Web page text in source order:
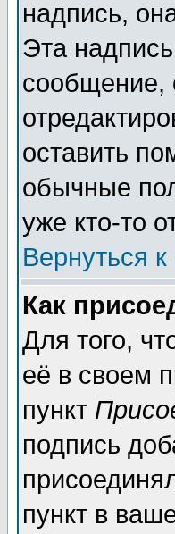
надпись,
Эта
сообщение,
оставить
обычные
уже кто-то
Вернуться
Как
Для того,
её в своем
пункт
подпись
пункт в